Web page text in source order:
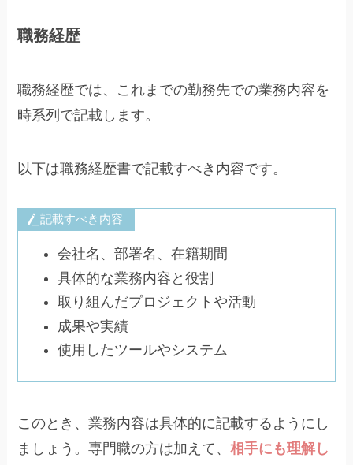
職務経歴
職務経歴では、これまでの勤務先での業務内容を
時系列で記載します。
以下は職務経歴書で記載すべき内容です。
記載すべき内容
会社名、部署名、在籍期間
具体的な業務内容と役割
取り組んだプロジェクトや活動
成果や実績
使用したツールやシステム
このとき、業務内容は具体的に記載するようにし
ましょう。専門職の方は加えて、相手にも理解し